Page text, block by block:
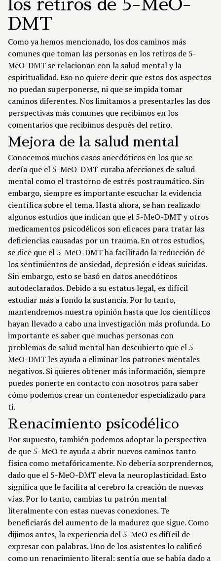
los retiros de 5-MeO-
DMT
Como ya hemos mencionado, los dos caminos más
comunes que toman las personas en los retiros de 5-
MeO-DMT se relacionan con la salud mental y la
espiritualidad. Eso no quiere decir que estos dos aspectos
no puedan superponerse, ni que se impida tomar
caminos diferentes. Nos limitamos a presentarles las dos
perspectivas más comunes que recibimos en los
comentarios que recibimos después del retiro.
Mejora de la salud mental
Conocemos muchos casos anecdóticos en los que se
decía que el 5-MeO-DMT curaba afecciones de salud
mental como el trastorno de estrés postraumático. Sin
embargo, siempre es importante escuchar la evidencia
científica sobre el tema. Hasta ahora, se han realizado
algunos estudios que indican que el 5-MeO-DMT y otros
medicamentos psicodélicos son eficaces para tratar las
deficiencias causadas por un trauma. En otros estudios,
se dice que el 5-MeO-DMT ha facilitado la reducción de
los sentimientos de ansiedad, depresión e ideas suicidas.
Sin embargo, esto se basó en datos anecdóticos
autodeclarados. Debido a su estatus legal, es difícil
estudiar más a fondo la sustancia. Por lo tanto,
mantendremos nuestra opinión hasta que los científicos
hayan llevado a cabo una investigación más profunda. Lo
importante es saber que muchas personas con
problemas de salud mental han descubierto que el 5-
MeO-DMT les ayuda a eliminar los patrones mentales
negativos. Si quieres obtener más información, siempre
puedes ponerte en contacto con nosotros para saber
cómo podemos crear un contenedor especializado para
ti.
Renacimiento psicodélico
Por supuesto, también podemos adoptar la perspectiva
de que 5-MeO te ayuda a abrir nuevos caminos tanto
física como metafóricamente. No debería sorprendernos,
dado que el 5-MeO-DMT eleva la neuroplasticidad. Esto
significa que le facilita al cerebro la creación de nuevas
vías. Por lo tanto, cambias tu patrón mental
literalmente con estas nuevas conexiones. Te
beneficiarás del aumento de la madurez que sigue. Como
dijimos antes, la experiencia del 5-MeO es difícil de
expresar con palabras. Uno de los asistentes lo calificó
como un renacimiento literal: sentía que se había dado a